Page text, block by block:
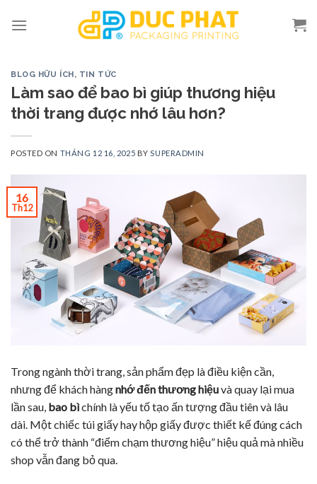
BLOG HỮU ÍCH, TIN TỨC
Làm sao để bao bì giúp thương hiệu
thời trang được nhớ lâu hơn?
POSTED ON THÁNG 12 16, 2025 BY SUPERADMIN
16
Th12
Trong ngành thời trang, sản phẩm đẹp là điều kiện cần,
nhưng để khách hàngnhớ đến thương hiệuvà quay lại mua
lần sau, bao bìchính là yếu tố tạo ấn tượng đầu tiên và lâu
dài. Một chiếc túi giấy hay hộp giấy được thiết kế đúng cách
có thể trở thành “điểm chạm thương hiệu” hiệu quả mà nhiều
shop vẫn đang bỏ qua.